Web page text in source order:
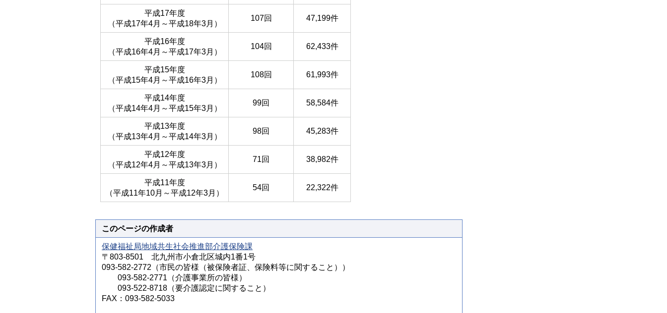
平成17年度
（平成17年4月～平成18年3月）
107回 47,199件
平成16年度
（平成16年4月～平成17年3月）
104回 62,433件
平成15年度
（平成15年4月～平成16年3月）
108回 61,993件
平成14年度
（平成14年4月～平成15年3月）
99回 58,584件
平成13年度
（平成13年4月～平成14年3月）
98回 45,283件
平成12年度
（平成12年4月～平成13年3月）
71回 38,982件
平成11年度
（平成11年10月～平成12年3月）
54回 22,322件
このページの作成者
保健福祉局地域共生社会推進部介護保険課
〒803-8501 北九州市小倉北区城内1番1号
093-582-2772（市民の皆様（被保険者証、保険料等に関すること））
093-582-2771（介護事業所の皆様）
093-522-8718（要介護認定に関すること）
FAX：093-582-5033